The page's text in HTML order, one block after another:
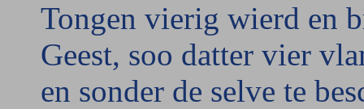
Tongen vierig wierd en
Geest, soo datter vier
en sonder de selve te